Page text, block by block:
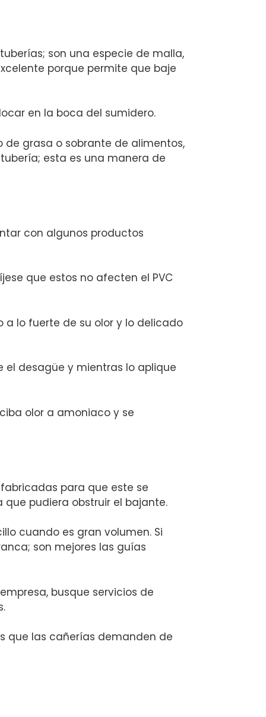
son una especie de malla,
porque permite que baje
en la boca del sumidero.
de grasa o sobrante de alimentos,
esta es una manera de
con algunos productos
que estos no afecten el PVC
a lo fuerte de su olor y lo delicado
desagüe y mientras lo aplique
olor a amoniaco y se
para que este se
pudiera obstruir el bajante.
cuando es gran volumen. Si
son mejores las guías
busque servicios de
que las cañerías demanden de